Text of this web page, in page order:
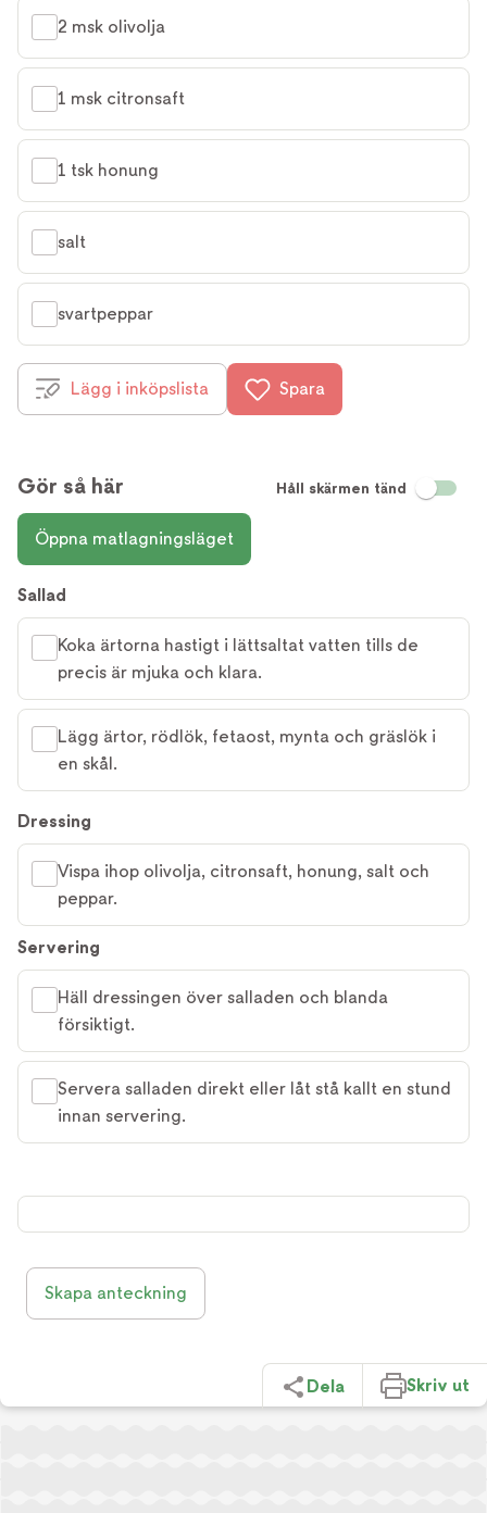
2 msk olivolja
1 msk citronsaft
1 tsk honung
salt
svartpeppar
Lägg i inköpslista Spara
Gör så här Håll skärmen tänd
Öppna matlagningsläget
Sallad
Koka ärtorna hastigt i lättsaltat vatten tills de
precis är mjuka och klara.
Lägg ärtor, rödlök, fetaost, mynta och gräslök i
en skål.
Dressing
Vispa ihop olivolja, citronsaft, honung, salt och
peppar.
Servering
Häll dressingen över salladen och blanda
försiktigt.
Servera salladen direkt eller låt stå kallt en stund
innan servering.
Skapa anteckning
Dela Skriv ut